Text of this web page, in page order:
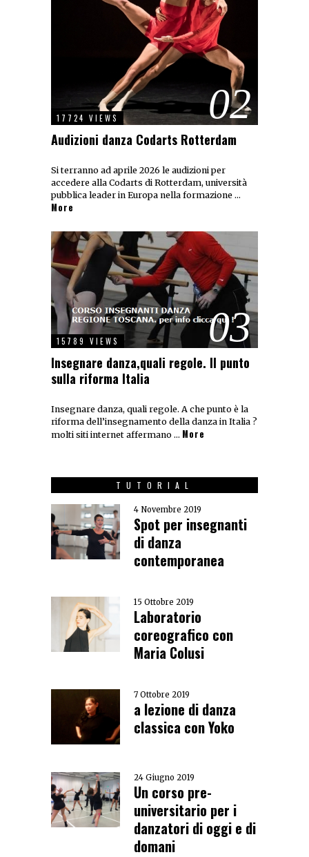
02
17724 VIEWS
Audizioni danza Codarts Rotterdam
Si terranno ad aprile 2026 le audizioni per
accedere alla Codarts di Rotterdam, università
pubblica leader in Europa nella formazione …
More
03
15789 VIEWS
Insegnare danza,quali regole. Il punto
sulla riforma Italia
Insegnare danza, quali regole. A che punto è la
riforma dell’insegnamento della danza in Italia ?
molti siti internet affermano … More
TUTORIAL
4 Novembre 2019
Spot per insegnanti
di danza
contemporanea
15 Ottobre 2019
Laboratorio
coreografico con
Maria Colusi
7 Ottobre 2019
a lezione di danza
classica con Yoko
24 Giugno 2019
Un corso pre-
universitario per i
danzatori di oggi e di
domani